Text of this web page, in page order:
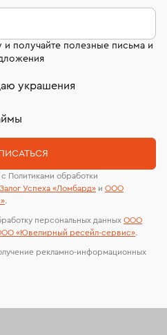
и часов смотрите на
получайте полезные письма и
украшения
Политиками обработки
Успеха «Ломбард» и ООО
.
персональных данных ООО
«Ювелирный ресейл-сервиc».
рекламно-информационных